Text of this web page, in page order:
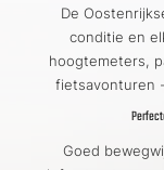
De
conditie en
hoogtemeters,
fietsavonturen
Goed